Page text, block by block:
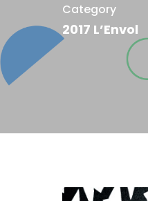
Category
2017 L’Envol